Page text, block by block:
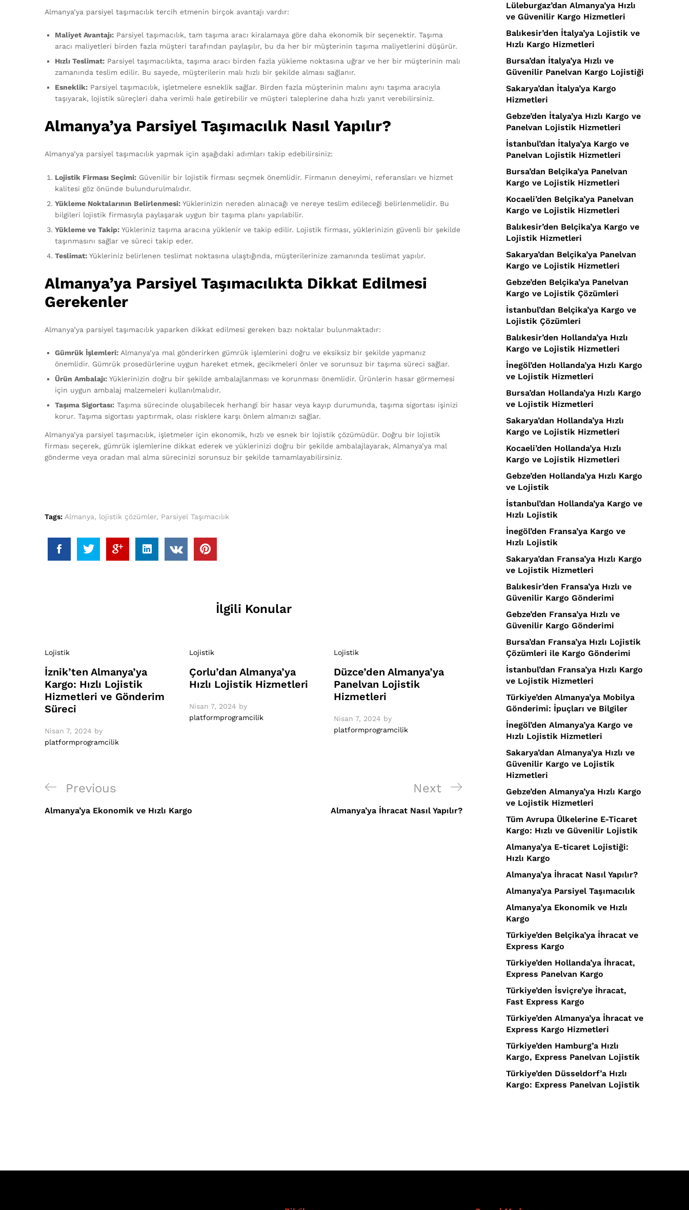
Almanya’ya parsiyel taşımacılık tercih etmenin birçok avantajı vardır:
Maliyet Avantajı: Parsiyel taşımacılık, tam taşıma aracı kiralamaya göre daha ekonomik bir seçenektir. Taşıma
aracı maliyetleri birden fazla müşteri tarafından paylaşılır, bu da her bir müşterinin taşıma maliyetlerini düşürür.
Hızlı Teslimat: Parsiyel taşımacılıkta, taşıma aracı birden fazla yükleme noktasına uğrar ve her bir müşterinin malı
zamanında teslim edilir. Bu sayede, müşterilerin malı hızlı bir şekilde alması sağlanır.
Esneklik: Parsiyel taşımacılık, işletmelere esneklik sağlar. Birden fazla müşterinin malını aynı taşıma aracıyla
taşıyarak, lojistik süreçleri daha verimli hale getirebilir ve müşteri taleplerine daha hızlı yanıt verebilirsiniz.
Almanya’ya Parsiyel Taşımacılık Nasıl Yapılır?
Almanya’ya parsiyel taşımacılık yapmak için aşağıdaki adımları takip edebilirsiniz:
Lojistik Firması Seçimi: Güvenilir bir lojistik firması seçmek önemlidir. Firmanın deneyimi, referansları ve hizmet
kalitesi göz önünde bulundurulmalıdır.
Yükleme Noktalarının Belirlenmesi: Yüklerinizin nereden alınacağı ve nereye teslim edileceği belirlenmelidir. Bu
bilgileri lojistik firmasıyla paylaşarak uygun bir taşıma planı yapılabilir.
Yükleme ve Takip: Yükleriniz taşıma aracına yüklenir ve takip edilir. Lojistik firması, yüklerinizin güvenli bir şekilde
taşınmasını sağlar ve süreci takip eder.
Teslimat: Yükleriniz belirlenen teslimat noktasına ulaştığında, müşterilerinize zamanında teslimat yapılır.
Almanya’ya Parsiyel Taşımacılıkta Dikkat Edilmesi
Gerekenler
Almanya’ya parsiyel taşımacılık yaparken dikkat edilmesi gereken bazı noktalar bulunmaktadır:
Gümrük İşlemleri: Almanya’ya mal gönderirken gümrük işlemlerini doğru ve eksiksiz bir şekilde yapmanız
önemlidir. Gümrük prosedürlerine uygun hareket etmek, gecikmeleri önler ve sorunsuz bir taşıma süreci sağlar.
Ürün Ambalajı: Yüklerinizin doğru bir şekilde ambalajlanması ve korunması önemlidir. Ürünlerin hasar görmemesi
için uygun ambalaj malzemeleri kullanılmalıdır.
Taşıma Sigortası: Taşıma sürecinde oluşabilecek herhangi bir hasar veya kayıp durumunda, taşıma sigortası işinizi
korur. Taşıma sigortası yaptırmak, olası risklere karşı önlem almanızı sağlar.
Almanya’ya parsiyel taşımacılık, işletmeler için ekonomik, hızlı ve esnek bir lojistik çözümüdür. Doğru bir lojistik
firması seçerek, gümrük işlemlerine dikkat ederek ve yüklerinizi doğru bir şekilde ambalajlayarak, Almanya’ya mal
gönderme veya oradan mal alma sürecinizi sorunsuz bir şekilde tamamlayabilirsiniz.
Tags: Almanya, lojistik çözümler, Parsiyel Taşımacılık
İlgili Konular
Lojistik
İznik’ten Almanya’ya
Kargo: Hızlı Lojistik
Hizmetleri ve Gönderim
Süreci
Nisan 7, 2024 by
platformprogramcilik
Lojistik
Çorlu’dan Almanya’ya
Hızlı Lojistik Hizmetleri
Nisan 7, 2024 by
platformprogramcilik
Lojistik
Düzce’den Almanya’ya
Panelvan Lojistik
Hizmetleri
Nisan 7, 2024 by
platformprogramcilik
Yazı
gezinmesi
Previous
Post
Previous
Almanya’ya Ekonomik ve Hızlı Kargo
Next
Post
Next
Almanya’ya İhracat Nasıl Yapılır?
Lüleburgaz’dan Almanya’ya Hızlı
ve Güvenilir Kargo Hizmetleri
Balıkesir’den İtalya’ya Lojistik ve
Hızlı Kargo Hizmetleri
Bursa’dan İtalya’ya Hızlı ve
Güvenilir Panelvan Kargo Lojistiği
Sakarya’dan İtalya’ya Kargo
Hizmetleri
Gebze’den İtalya’ya Hızlı Kargo ve
Panelvan Lojistik Hizmetleri
İstanbul’dan İtalya’ya Kargo ve
Panelvan Lojistik Hizmetleri
Bursa’dan Belçika’ya Panelvan
Kargo ve Lojistik Hizmetleri
Kocaeli’den Belçika’ya Panelvan
Kargo ve Lojistik Hizmetleri
Balıkesir’den Belçika’ya Kargo ve
Lojistik Hizmetleri
Sakarya’dan Belçika’ya Panelvan
Kargo ve Lojistik Hizmetleri
Gebze’den Belçika’ya Panelvan
Kargo ve Lojistik Çözümleri
İstanbul’dan Belçika’ya Kargo ve
Lojistik Çözümleri
Balıkesir’den Hollanda’ya Hızlı
Kargo ve Lojistik Hizmetleri
İnegöl’den Hollanda’ya Hızlı Kargo
ve Lojistik Hizmetleri
Bursa’dan Hollanda’ya Hızlı Kargo
ve Lojistik Hizmetleri
Sakarya’dan Hollanda’ya Hızlı
Kargo ve Lojistik Hizmetleri
Kocaeli’den Hollanda’ya Hızlı
Kargo ve Lojistik Hizmetleri
Gebze’den Hollanda’ya Hızlı Kargo
ve Lojistik
İstanbul’dan Hollanda’ya Kargo ve
Hızlı Lojistik
İnegöl’den Fransa’ya Kargo ve
Hızlı Lojistik
Sakarya’dan Fransa’ya Hızlı Kargo
ve Lojistik Hizmetleri
Balıkesir’den Fransa’ya Hızlı ve
Güvenilir Kargo Gönderimi
Gebze’den Fransa’ya Hızlı ve
Güvenilir Kargo Gönderimi
Bursa’dan Fransa’ya Hızlı Lojistik
Çözümleri ile Kargo Gönderimi
İstanbul’dan Fransa’ya Hızlı Kargo
ve Lojistik Hizmetleri
Türkiye’den Almanya’ya Mobilya
Gönderimi: İpuçları ve Bilgiler
İnegöl’den Almanya’ya Kargo ve
Hızlı Lojistik Hizmetleri
Sakarya’dan Almanya’ya Hızlı ve
Güvenilir Kargo ve Lojistik
Hizmetleri
Gebze’den Almanya’ya Hızlı Kargo
ve Lojistik Hizmetleri
Tüm Avrupa Ülkelerine E-Ticaret
Kargo: Hızlı ve Güvenilir Lojistik
Almanya’ya E-ticaret Lojistiği:
Hızlı Kargo
Almanya’ya İhracat Nasıl Yapılır?
Almanya’ya Parsiyel Taşımacılık
Almanya’ya Ekonomik ve Hızlı
Kargo
Türkiye’den Belçika’ya İhracat ve
Express Kargo
Türkiye’den Hollanda’ya İhracat,
Express Panelvan Kargo
Türkiye’den İsviçre’ye İhracat,
Fast Express Kargo
Türkiye’den Almanya’ya İhracat ve
Express Kargo Hizmetleri
Türkiye’den Hamburg’a Hızlı
Kargo, Express Panelvan Lojistik
Türkiye’den Düsseldorf’a Hızlı
Kargo: Express Panelvan Lojistik